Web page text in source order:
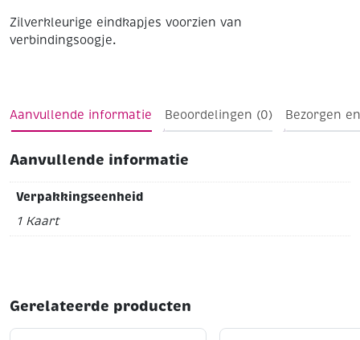
Zilverkleurige eindkapjes voorzien van
verbindingsoogje.
Aanvullende informatie Beoordelingen (0) Bezorgen
Aanvullende informatie
Verpakkingseenheid
1 Kaart
Gerelateerde producten